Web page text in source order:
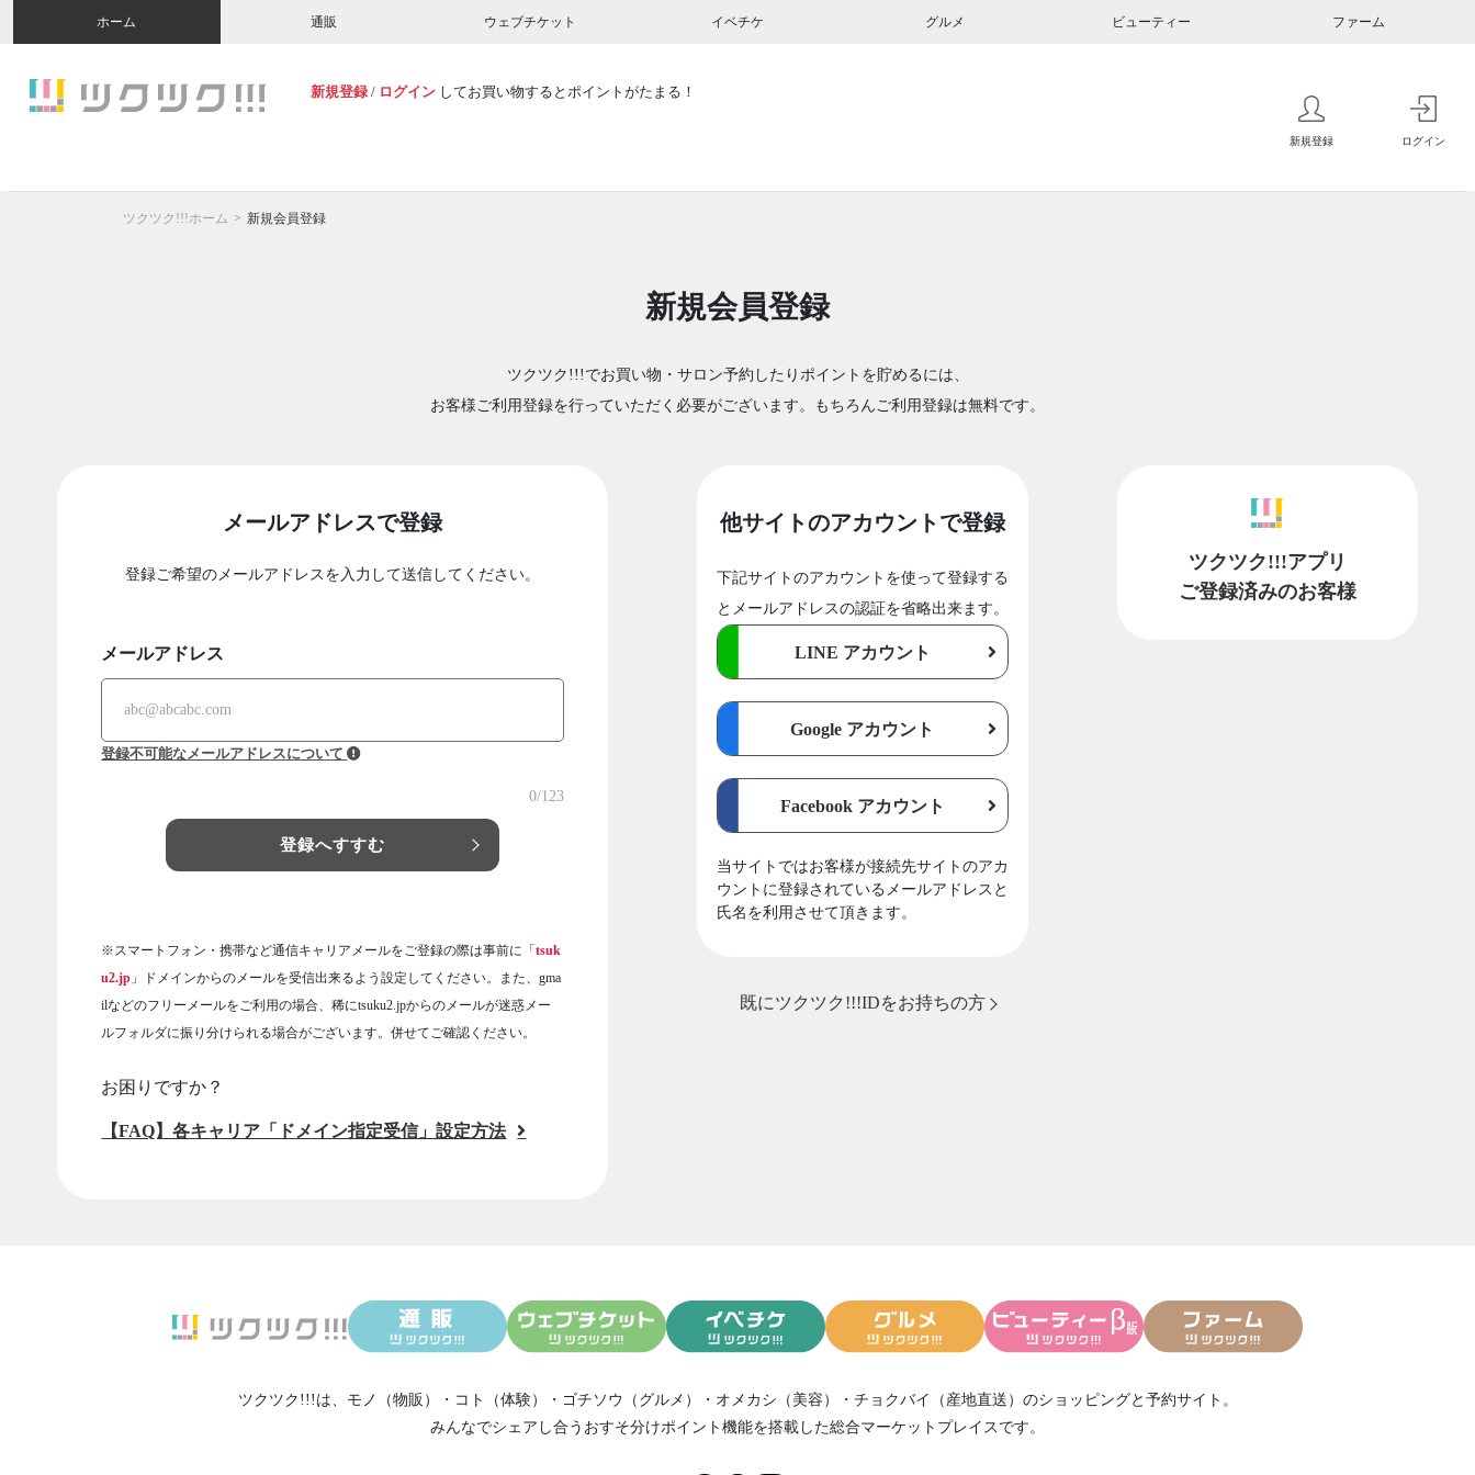
ホーム 通販 ウェブチケット イベチケ グルメ ビューティー ファーム
新規登録 / ログイン してお買い物するとポイントがたまる！
新規登録 ログイン
ツクツク!!!ホーム 新規会員登録
新規会員登録
ツクツク!!!でお買い物・サロン予約したりポイントを貯めるには、
お客様ご利用登録を行っていただく必要がございます。もちろんご利用登録は無料です。
メールアドレスで登録
登録ご希望のメールアドレスを入力して送信してください。
メールアドレス
登録不可能なメールアドレスについて
0/123
登録へすすむ
※スマートフォン・携帯など通信キャリアメールをご登録の際は事前に「tsuk
u2.jp 」ドメインからのメールを受信出来るよう設定してください。また、gma
ilなどのフリーメールをご利用の場合、稀にtsuku2.jpからのメールが迷惑メー
ルフォルダに振り分けられる場合がございます。併せてご確認ください。
お困りですか？
【FAQ】各キャリア「ドメイン指定受信」設定方法
他サイトのアカウントで登録
下記サイトのアカウントを使って登録する
とメールアドレスの認証を省略出来ます。
LINE アカウント
Google アカウント
Facebook アカウント
当サイトではお客様が接続先サイトのアカ
ウントに登録されているメールアドレスと
氏名を利用させて頂きます。
既にツクツク!!!IDをお持ちの方
ツクツク!!!アプリ
ご登録済みのお客様
ツクツク!!!は、 モノ（物販） ・ コト（体験） ・ ゴチソウ（グルメ） ・ オメカシ（美容） ・ チョクバイ（産地直送） のショッピングと予約サイト。
みんなでシェアし合う おすそ分けポイント機能を搭載した総合マーケットプレイスです。